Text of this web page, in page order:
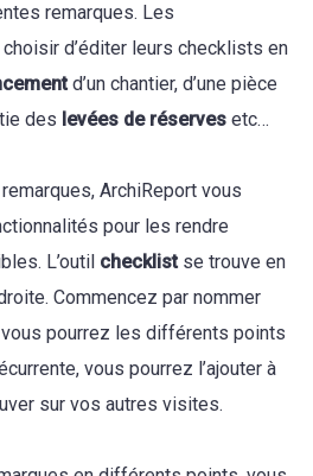
remarques. Les
d’éditer leurs checklists en
d’un chantier, d’une pièce
des levées de réserves etc…
ArchiReport vous
pour les rendre
L’outil checklistse trouve en
Commencez par nommer
pourrez les différents points
vous pourrez l’ajouter à
sur vos autres visites.